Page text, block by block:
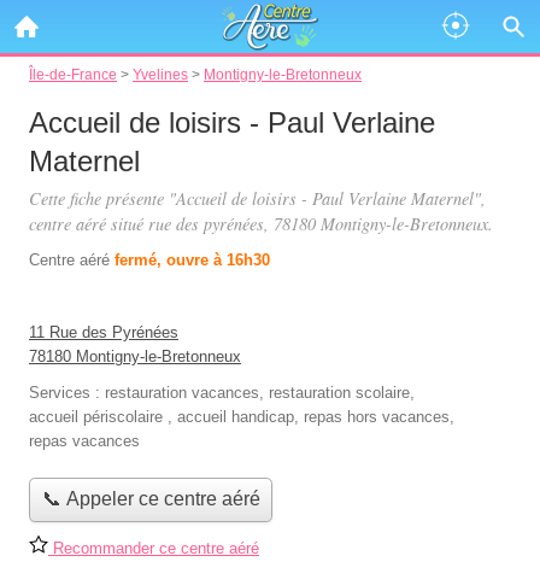
Île-de-France > Yvelines > Montigny-le-Bretonneux
Accueil de loisirs - Paul Verlaine
Maternel
Cette fiche présente "Accueil de loisirs - Paul Verlaine Maternel",
centre aéré situé rue des pyrénées, 78180 Montigny-le-Bretonneux.
Centre aéré fermé, ouvre à 16h30
11 Rue des Pyrénées
78180 Montigny-le-Bretonneux
Services : restauration vacances, restauration scolaire,
accueil périscolaire , accueil handicap, repas hors vacances,
repas vacances
📞 Appeler ce centre aéré
Recommander ce centre aéré